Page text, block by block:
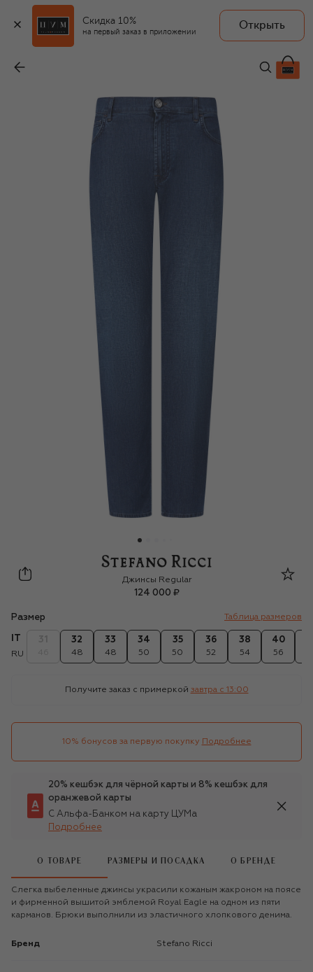
Скидка 10%
на первый заказ в приложении
Открыть
124 000 ₽
Stefano Ricci
Джинсы Regular
124 000 ₽
Размер Таблица размеров
RU
32
48
33
48
34
50
35
50
36
52
38
54
40
56
Получите заказ с примеркой завтра c 13:00
10% бонусов за первую покупку Подробнее
20% кешбэк для чёрной карты и 8% кешбэк для
оранжевой карты
С Альфа-Банком на карту ЦУМа
Подробнее
О ТОВАРЕ РАЗМЕРЫ И ПОСАДКА О БРЕНДЕ
Слегка выбеленные джинсы украсили кожаным жакроном на поясе
и фирменной вышитой эмблемой Royal Eagle на одном из пяти
карманов. Брюки выполнили из эластичного хлопкового денима.
Бренд Stefano Ricci